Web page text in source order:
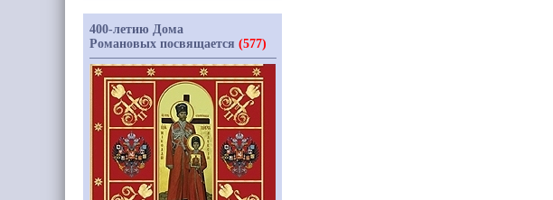
400-летию Дома
Романовых посвящается (577)